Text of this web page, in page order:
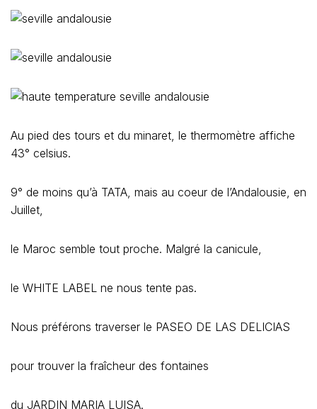
Au pied des tours et du minaret, le thermomètre affiche
43° celsius.
9° de moins qu’à TATA, mais au coeur de l’Andalousie, en
Juillet,
le Maroc semble tout proche. Malgré la canicule,
le WHITE LABEL ne nous tente pas.
Nous préférons traverser le PASEO DE LAS DELICIAS
pour trouver la fraîcheur des fontaines
du JARDIN MARIA LUISA.